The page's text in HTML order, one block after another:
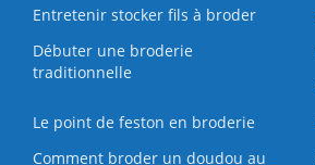
Entretenir stocker fils à broder
Débuter une broderie
traditionnelle
Le point de feston en broderie
Comment broder un doudou au